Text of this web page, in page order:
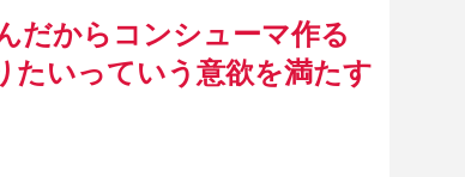
だからコンシューマ作る
たいっていう意欲を満たす